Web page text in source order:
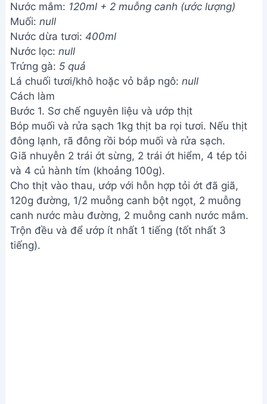
Nước mắm: 120ml + 2 muỗng canh (ước lượng)
Muối: null
Nước dừa tươi: 400ml
Nước lọc: null
Trứng gà: 5 quả
Lá chuối tươi/khô hoặc vỏ bắp ngô: null
Cách làm
Bước 1. Sơ chế nguyên liệu và ướp thịt
Bóp muối và rửa sạch 1kg thịt ba rọi tươi. Nếu thịt
đông lạnh, rã đông rồi bóp muối và rửa sạch.
Giã nhuyễn 2 trái ớt sừng, 2 trái ớt hiểm, 4 tép tỏi
và 4 củ hành tím (khoảng 100g).
Cho thịt vào thau, ướp với hỗn hợp tỏi ớt đã giã,
120g đường, 1/2 muỗng canh bột ngọt, 2 muỗng
canh nước màu đường, 2 muỗng canh nước mắm.
Trộn đều và để ướp ít nhất 1 tiếng (tốt nhất 3
tiếng).